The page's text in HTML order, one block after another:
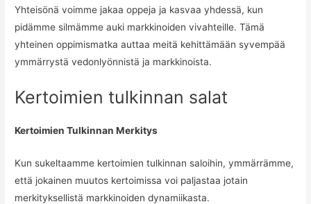
Yhteisönä voimme jakaa oppeja ja kasvaa yhdessä, kun
pidämme silmämme auki markkinoiden vivahteille. Tämä
yhteinen oppimismatka auttaa meitä kehittämään syvempää
ymmärrystä vedonlyönnistä ja markkinoista.
Kertoimien tulkinnan salat
Kertoimien Tulkinnan Merkitys
Kun sukeltaamme kertoimien tulkinnan saloihin, ymmärrämme,
että jokainen muutos kertoimissa voi paljastaa jotain
merkityksellistä markkinoiden dynamiikasta.